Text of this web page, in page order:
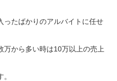
ったばかりのアルバイトに任せ
万から多い時は10万以上の売上